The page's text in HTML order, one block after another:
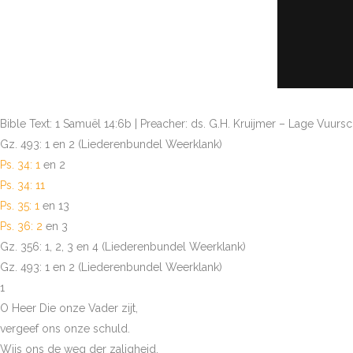
Bible Text: 1 Samuël 14:6b | Preacher: ds. G.H. Kruijmer – Lage
Gz. 493: 1 en 2 (Liederenbundel Weerklank)
Ps. 34: 1 en 2
Ps. 34: 11
Ps. 35: 1 en 13
Ps. 36: 2 en 3
Gz. 356: 1, 2, 3 en 4 (Liederenbundel Weerklank)
Gz. 493: 1 en 2 (Liederenbundel Weerklank)
1
O Heer Die onze Vader zijt,
vergeef ons onze schuld.
Wijs ons de weg der zaligheid,